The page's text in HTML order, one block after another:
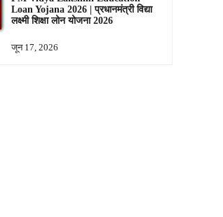
Loan Yojana 2026 | प्रधानमंत्री विद्या
लक्ष्मी शिक्षा लोन योजना 2026
जून 17, 2026